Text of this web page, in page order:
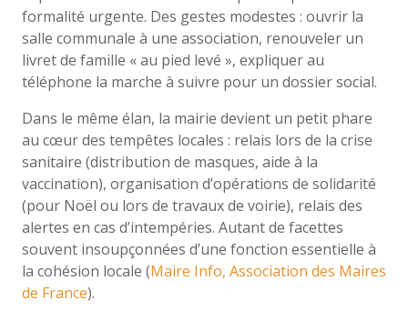
formalité urgente. Des gestes modestes : ouvrir la
salle communale à une association, renouveler un
livret de famille « au pied levé », expliquer au
téléphone la marche à suivre pour un dossier social.
Dans le même élan, la mairie devient un petit phare
au cœur des tempêtes locales : relais lors de la crise
sanitaire (distribution de masques, aide à la
vaccination), organisation d’opérations de solidarité
(pour Noël ou lors de travaux de voirie), relais des
alertes en cas d’intempéries. Autant de facettes
souvent insoupçonnées d’une fonction essentielle à
la cohésion locale (Maire Info, Association des Maires
de France).